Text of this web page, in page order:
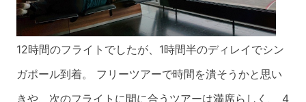
12時間のフライトでしたが、1時間半のディレイでシン
ガポール到着。
フリーツアーで時間を潰そうかと思い
きや、次のフライトに間に合うツアーは満席らしく
、 4